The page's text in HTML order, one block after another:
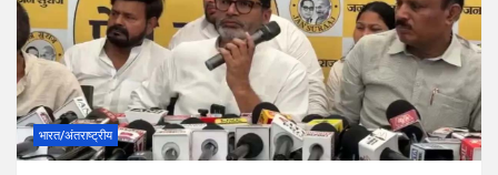
भारत/अंतराष्ट्रीय